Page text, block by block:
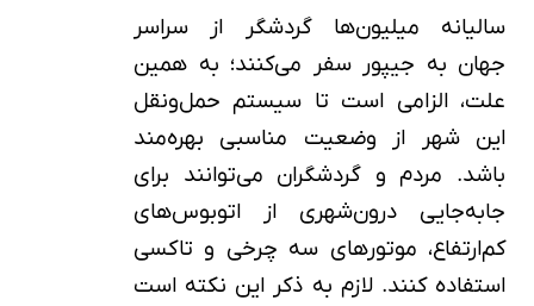
سالیانه میلیون‌ها گردشگر از سراسر
جهان به جیپور سفر می‌کنند؛ به همین
علت، الزامی است تا سیستم حمل‌ونقل
این شهر از وضعیت مناسبی بهره‌مند
باشد. مردم و گردشگران می‌توانند برای
جابه‌جایی درون‌شهری از اتوبوس‌های
کم‌ارتفاع، موتورهای سه چرخی و تاکسی
استفاده کنند. لازم به ذکر این نکته است